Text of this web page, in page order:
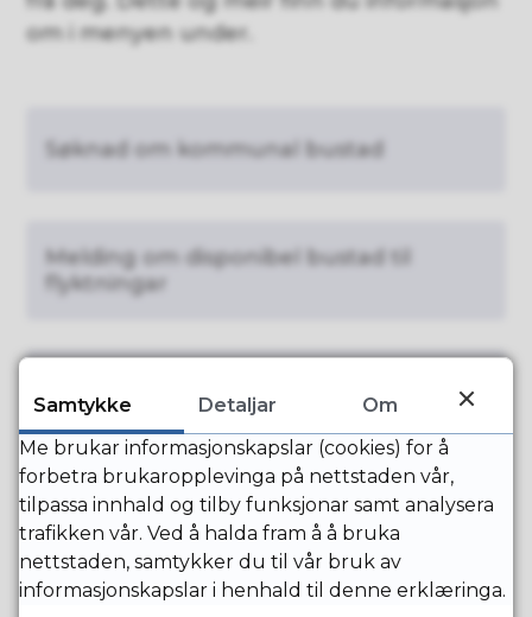
om i menyen under.
Søknad om kommunal bustad
Melding om disponibel bustad til
flyktningar
Hjelp til å bu
Prøvebu Suldal
Samtykke Detaljar
Om
Me brukar informasjonskapslar (cookies) for å
forbetra brukaropplevinga på nettstaden vår,
tilpassa innhald og tilby funksjonar samt analysera
trafikken vår. Ved å halda fram å å bruka
nettstaden, samtykker du til vår bruk av
informasjonskapslar i henhald til denne erklæringa.